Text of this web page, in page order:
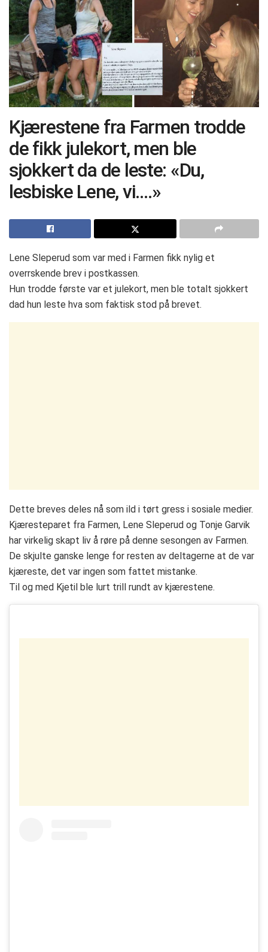
Kjærestene fra Farmen trodde
de fikk julekort, men ble
sjokkert da de leste: «Du,
lesbiske Lene, vi….»
Lene Sleperud som var med i Farmen fikk nylig et
overrskende brev i postkassen.
Hun trodde første var et julekort, men ble totalt sjokkert
dad hun leste hva som faktisk stod på brevet.
Dette breves deles nå som ild i tørt gress i sosiale medier.
Kjæresteparet fra Farmen, Lene Sleperud og Tonje Garvik
har virkelig skapt liv å røre på denne sesongen av Farmen.
De skjulte ganske lenge for resten av deltagerne at de var
kjæreste, det var ingen som fattet mistanke.
Til og med Kjetil ble lurt trill rundt av kjærestene.